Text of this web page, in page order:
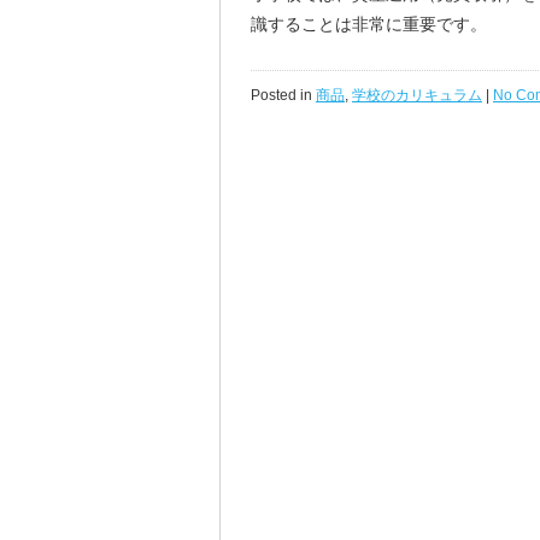
識することは非常に重要です。
Posted in 商品, 学校のカリキュラム No